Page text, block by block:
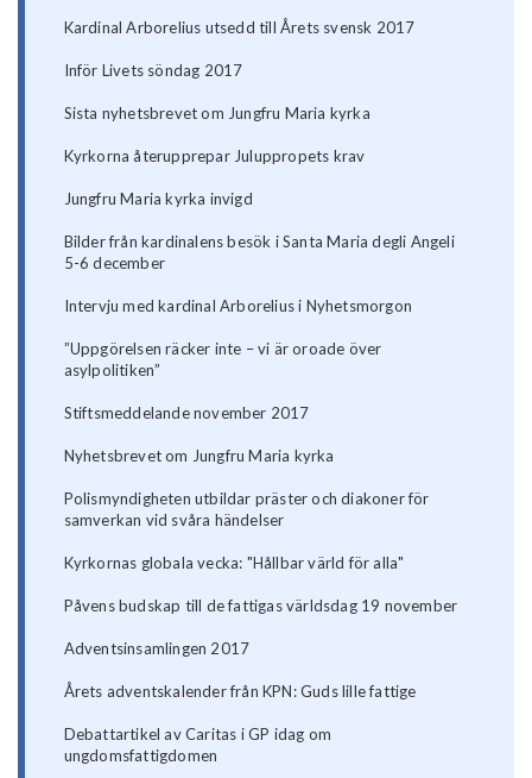
Kardinal Arborelius utsedd till Årets svensk 2017
Inför Livets söndag 2017
Sista nyhetsbrevet om Jungfru Maria kyrka
​Kyrkorna återupprepar Juluppropets krav
Jungfru Maria kyrka invigd
Bilder från kardinalens besök i Santa Maria degli Angeli
5-6 december
Intervju med kardinal Arborelius i Nyhetsmorgon
”Uppgörelsen räcker inte – vi är oroade över
asylpolitiken”
Stiftsmeddelande november 2017
Nyhetsbrevet om Jungfru Maria kyrka
Polismyndigheten utbildar präster och diakoner för
samverkan vid svåra händelser
Kyrkornas globala vecka: "Hållbar värld för alla"
Påvens budskap till de fattigas världsdag 19 november
Adventsinsamlingen 2017
Årets adventskalender från KPN: Guds lille fattige
Debattartikel av Caritas i GP idag om
ungdomsfattigdomen